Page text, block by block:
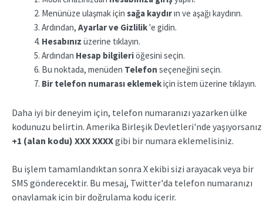
Menünüze ulaşmak için sağa kaydırın ve aşağı kaydırın.
Ardından, Ayarlar ve Gizlilik'e gidin.
Hesabınız üzerine tıklayın.
Ardından Hesap bilgileriöğesini seçin.
Bu noktada, menüden Telefon seçeneğini seçin.
Bir telefon numarası eklemekiçin istem üzerine tıklayın.
Daha iyi bir deneyim için, telefon numaranızı yazarken ülke
kodunuzu belirtin. Amerika Birleşik Devletleri'nde yaşıyorsanız
+1 (alan kodu) XXX XXXXgibi bir numara eklemelisiniz.
Bu işlem tamamlandıktan sonra X ekibi sizi arayacak veya bir
SMS gönderecektir. Bu mesaj, Twitter'da telefon numaranızı
onaylamak için bir doğrulama kodu içerir.